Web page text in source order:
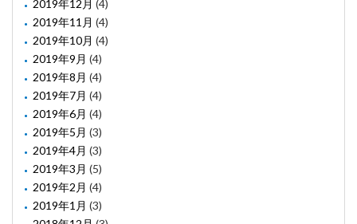
2019年12月 (4)
2019年11月 (4)
2019年10月 (4)
2019年9月 (4)
2019年8月 (4)
2019年7月 (4)
2019年6月 (4)
2019年5月 (3)
2019年4月 (3)
2019年3月 (5)
2019年2月 (4)
2019年1月 (3)